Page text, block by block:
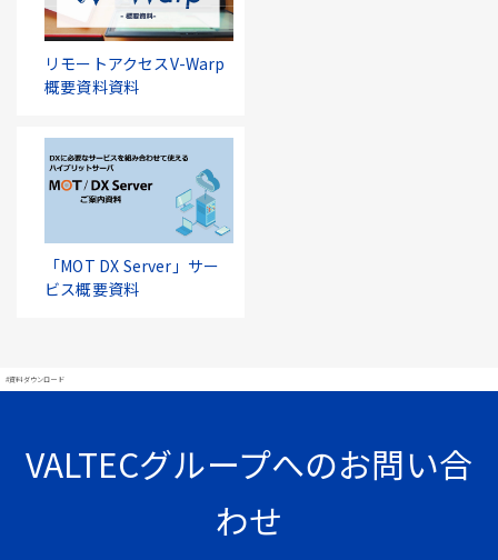
リモートアクセスV-Warp
概要資料資料
「MOT DX Server」サー
ビス概要資料
#資料ダウンロード
VALTECグループへのお問い合
わせ